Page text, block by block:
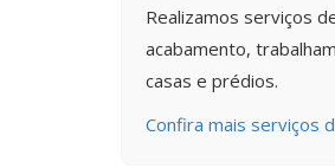
Realizamos serviços
acabamento,
casas e prédios.
Confira mais serviços